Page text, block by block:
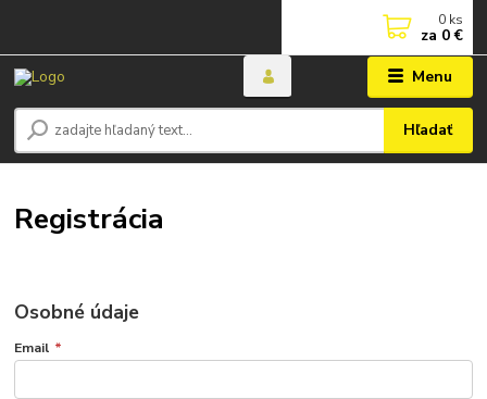
Menu
Hľadať
0 ks
za 0 €
Registrácia
Osobné údaje
Email *